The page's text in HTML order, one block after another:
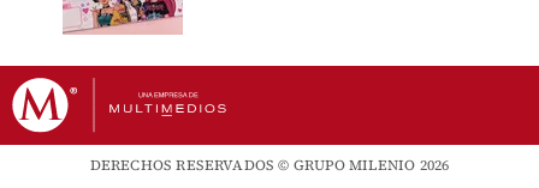
DERECHOS RESERVADOS © GRUPO MILENIO 2026